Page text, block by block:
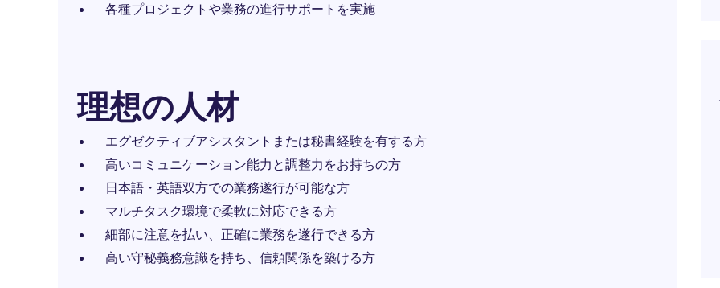
各種プロジェクトや業務の進行サポートを実施
理想の人材
エグゼクティブアシスタントまたは秘書経験を有する方
高いコミュニケーション能力と調整力をお持ちの方
日本語・英語双方での業務遂行が可能な方
マルチタスク環境で柔軟に対応できる方
細部に注意を払い、正確に業務を遂行できる方
高い守秘義務意識を持ち、信頼関係を築ける方